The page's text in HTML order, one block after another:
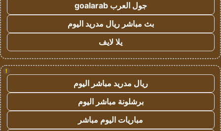
جول العرب goalarab
بث مباشر ريال مدريد اليوم
يلا لايف
!
ريال مدريد مباشر اليوم
برشلونة مباشر اليوم
مباريات اليوم مباشر